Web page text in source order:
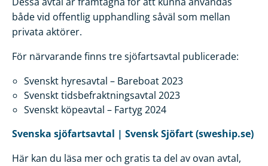
både vid offentlig upphandling såväl som mellan
privata aktörer.
För närvarande finns tre sjöfartsavtal publicerade:
Svenskt hyresavtal – Bareboat 2023
Svenskt tidsbefraktningsavtal 2023
Svenskt köpeavtal – Fartyg 2024
Svenska sjöfartsavtal | Svensk Sjöfart (sweship.se)
Här kan du läsa mer och gratis ta del av ovan avtal,